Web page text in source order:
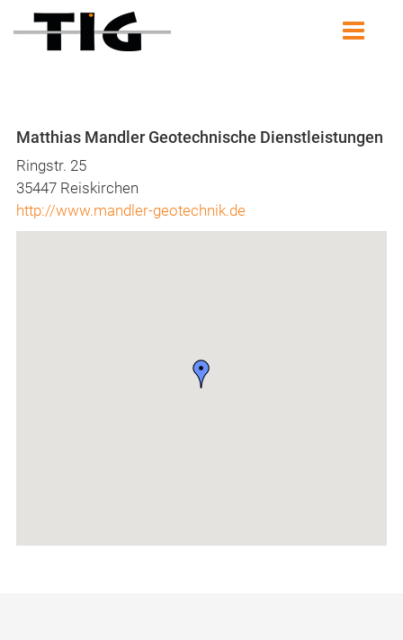
Matthias Mandler Geotechnische Dienstleistungen
Ringstr. 25
35447 Reiskirchen
http://www.mandler-geotechnik.de